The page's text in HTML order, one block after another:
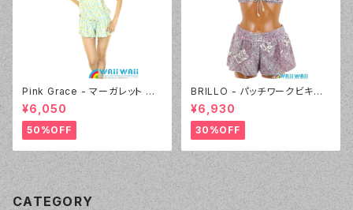
Pink Grace - マーガレット ロ
ンパース3点セット（4804 - 7
0:ブルー）
¥6,050
50%OFF
BRILLO - パッチワークビキニ
キュロパンセット（3310 - 01:ホ
ワイト）
¥6,930
30%OFF
CATEGORY